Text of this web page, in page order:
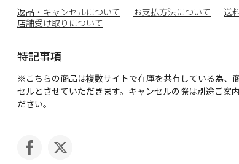
返品・キャンセルについて お支払方法について
送
店舗受け取りについて
特記事項
※こちらの商品は複数サイトで在庫を共有している為、
セルとさせていただきます。キャンセルの際は別途ご案
ださい。